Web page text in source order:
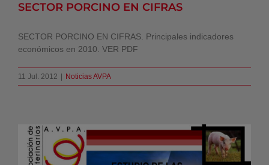
SECTOR PORCINO EN CIFRAS
SECTOR PORCINO EN CIFRAS. Principales indicadores
económicos en 2010. VER PDF
11 Jul. 2012 Noticias AVPA